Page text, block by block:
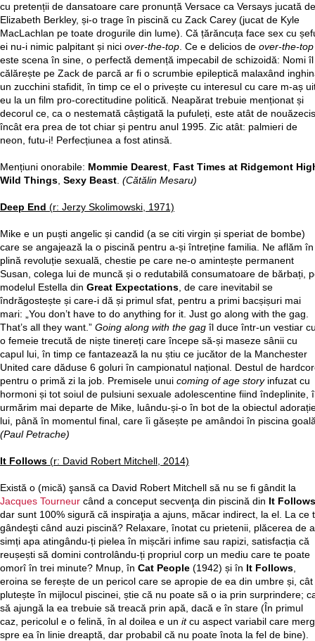
cu pretenții de dansatoare care pronunță Versace ca Versays jucată de
Elizabeth Berkley, și-o trage în piscină cu Zack Carey (jucat de Kyle
MacLachlan pe toate drogurile din lume). Că țărăncuța face sex cu
ei nu-i nimic palpitant și nici over-the-top. Ce e delicios de over-the-top
este scena în sine, o perfectă demență impecabil de schizoidă: Nomi îl
călărește pe Zack de parcă ar fi o scrumbie epileptică malaxând
un zucchini stafidit, în timp ce el o privește cu interesul cu care m-aș
eu la un film pro-corectitudine politică. Neapărat trebuie menționat și
decorul ce, ca o nestemată câștigată la pufuleți, este atât de
încât era prea de tot chiar și pentru anul 1995. Zic atât: palmieri de
neon, futu-i! Perfecțiunea a fost atinsă.
Mențiuni onorabile: Mommie Dearest, Fast Times at Ridgemont
Wild Things, Sexy Beast. (Cătălin Mesaru)
Deep End (r: Jerzy Skolimowski, 1971)
Mike e un puști angelic și candid (a se citi virgin și speriat de bombe)
care se angajează la o piscină pentru a-și întreține familia. Ne aflăm în
plină revoluție sexuală, chestie pe care ne-o amintește permanent
Susan, colega lui de muncă și o redutabilă consumatoare de bărbați,
modelul Estella din Great Expectations, de care inevitabil se
îndrăgostește și care-i dă și primul sfat, pentru a primi bacșișuri mai
mari: „You don’t have to do anything for it. Just go along with the gag.
That’s all they want.” Going along with the gag îl duce într-un vestiar
o femeie trecută de niște tinereți care începe să-și maseze sânii cu
capul lui, în timp ce fantazează la nu știu ce jucător de la Manchester
United care dăduse 6 goluri în campionatul național. Destul de
pentru o primă zi la job. Premisele unui coming of age storyinfuzat cu
hormoni și tot soiul de pulsiuni sexuale adolescentine fiind îndeplinite,
urmărim mai departe de Mike, luându-și-o în bot de la obiectul
lui, până în momentul final, care îi găsește pe amândoi în piscina
(Paul Petrache)
It Follows (r: David Robert Mitchell, 2014)
Există o (mică) şansă ca David Robert Mitchell să nu se fi gândit la
Jacques Tourneur când a conceput secvenţa din piscină din It Follows
dar sunt 100% sigură că inspiraţia a ajuns, măcar indirect, la el. La ce
gândeşti când auzi piscină? Relaxare, înotat cu prietenii, plăcerea de a
simți apa atingându-ți pielea în mișcări infime sau rapizi, satisfacția că
reușești să domini controlându-ți propriul corp un mediu care te poate
omorî în trei minute? Mnup, în Cat People (1942) și în It Follows,
eroina se ferește de un pericol care se apropie de ea din umbre și, cât
plutește în mijlocul piscinei, știe că nu poate să o ia prin surprindere;
să ajungă la ea trebuie să treacă prin apă, dacă e în stare (În primul
caz, pericolul e o felină, în al doilea e un itcu aspect variabil care
spre ea în linie dreaptă, dar probabil că nu poate înota la fel de bine).